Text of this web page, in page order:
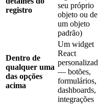
registro
seu próprio
objeto ou de
um objeto
padrão)
Dentro de
qualquer uma
das opções
acima
Um widget
React
— botões,
formulários,
dashboards,
integrações